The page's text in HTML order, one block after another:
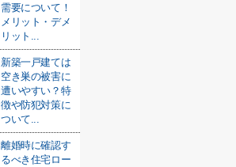
需要について！
メリット・デメ
リット...
新築一戸建ては
空き巣の被害に
遭いやすい？特
徴や防犯対策に
ついて...
離婚時に確認す
るべき住宅ロー